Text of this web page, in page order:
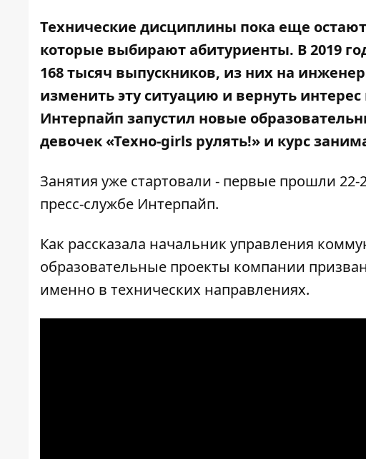
Технические дисциплины пока еще
которые выбирают абитуриенты. В 2019
168 тысяч выпускников, из них на
изменить эту ситуацию и вернуть
Интерпайп запустил новые
девочек «Техно-girls рулять!» и курс
Занятия уже стартовали - первые прошли
пресс-службе Интерпайп.
Как рассказала начальник управления
образовательные проекты компании
именно в технических направлениях.